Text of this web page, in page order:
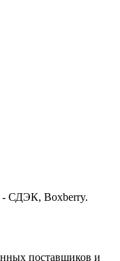
- СДЭК, Boxberry.
поставщиков и